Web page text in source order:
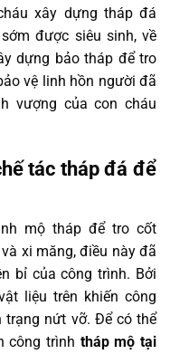
xây dựng tháp đá
được siêu sinh, về
dựng bảo tháp để tro
vệ linh hồn người đã
vượng của con cháu
tác tháp đá để
mộ tháp để tro cốt
xi măng, điều này đã
bỉ của công trình. Bởi
liệu trên khiến công
trạng nứt vỡ. Để có thể
công trình tháp mộ tại